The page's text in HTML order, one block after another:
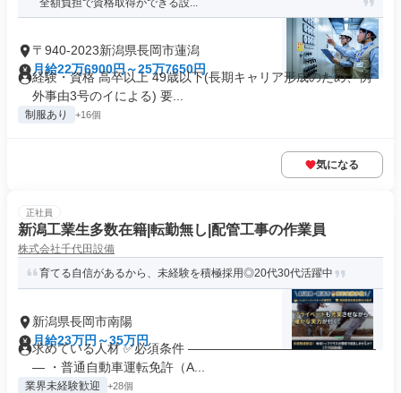
全額負担で資格取得ができる設...
〒940-2023新潟県長岡市蓮潟
月給22万6900円～25万7650円
経験・資格 高卒以上 49歳以下(長期キャリア形成のため、例
外事由3号のイによる) 要...
制服あり +16個
気になる
正社員
新潟工業生多数在籍|転勤無し|配管工事の作業員
株式会社千代田設備
育てる自信があるから、未経験を積極採用◎20代30代活躍中
新潟県長岡市南陽
月給23万円～35万円
求めている人材 ✅必須条件 ―――――――――――――――
― ・普通自動車運転免許（A...
業界未経験歓迎 +28個